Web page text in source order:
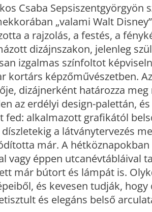
Csaba Sepsiszentgyörgyön
„valami Walt
a rajzolás, a festés, a
dizájnszakon, jelenleg
izgalmas színfoltot
kortárs képzőművészetben.
dizájnerként határozza
az erdélyi design-palettán,
fed: alkalmazott grafikától
a látványtervezés
már. A
vagy éppen utcanévtábláival
már bútort és lámpát is.
és kevesen tudják,
és elegáns belső